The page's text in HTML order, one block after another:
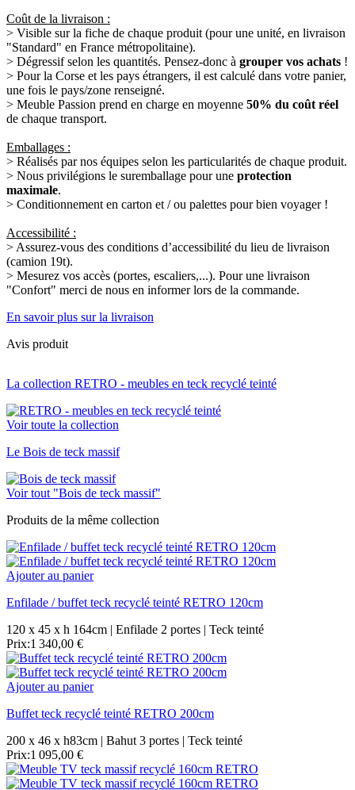
Coût de la livraison :
> Visible sur la fiche de chaque produit (pour une unité, en livraison
"Standard" en France métropolitaine).
> Dégressif selon les quantités. Pensez-donc à grouper vos achats !
> Pour la Corse et les pays étrangers, il est calculé dans votre panier,
une fois le pays/zone renseigné.
> Meuble Passion prend en charge en moyenne 50% du coût réel
de chaque transport.
Emballages :
> Réalisés par nos équipes selon les particularités de chaque produit.
> Nous privilégions le suremballage pour une protection
maximale.
> Conditionnement en carton et / ou palettes pour bien voyager !
Accessibilité :
> Assurez-vous des conditions d’accessibilité du lieu de livraison
(camion 19t).
> Mesurez vos accès (portes, escaliers,...). Pour une livraison
"Confort" merci de nous en informer lors de la commande.
En savoir plus sur la livraison
Avis produit
La collection RETRO - meubles en teck recyclé teinté
Voir toute la collection
Le Bois de teck massif
Voir tout "Bois de teck massif"
Produits de la même collection
Ajouter au panier
Enfilade / buffet teck recyclé teinté RETRO 120cm
120 x 45 x h 164cm | Enfilade 2 portes | Teck teinté
Prix:1 340,00 €
Ajouter au panier
Buffet teck recyclé teinté RETRO 200cm
200 x 46 x h83cm | Bahut 3 portes | Teck teinté
Prix:1 095,00 €